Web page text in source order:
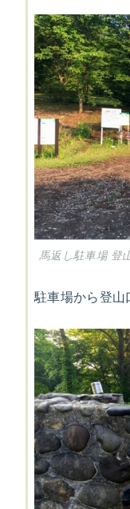
馬返し駐車場 登
駐車場から登山